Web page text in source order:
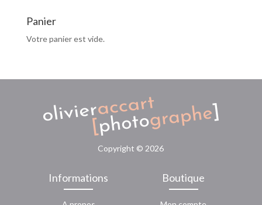
Panier
Votre panier est vide.
Copyright © 2026
Informations Boutique